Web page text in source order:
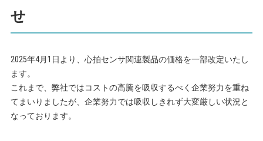
せ
2025年4月1日より、心拍センサ関連製品の価格を一部改定いたし
ます。
これまで、弊社ではコストの高騰を吸収するべく企業努力を重ね
てまいりましたが、企業努力では吸収しきれず大変厳しい状況と
なっております。